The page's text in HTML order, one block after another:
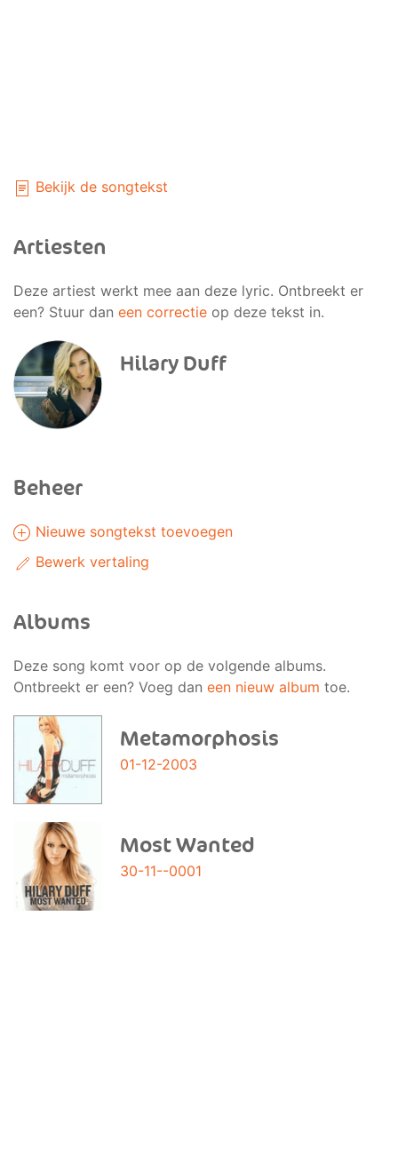
Bekijk de songtekst
Artiesten
Deze artiest werkt mee aan deze lyric. Ontbreekt er
een? Stuur dan een correctie op deze tekst in.
Hilary Duff
Beheer
Nieuwe songtekst toevoegen
Bewerk vertaling
Albums
Deze song komt voor op de volgende albums.
Ontbreekt er een? Voeg dan een nieuw album toe.
Metamorphosis
01-12-2003
Most Wanted
30-11--0001